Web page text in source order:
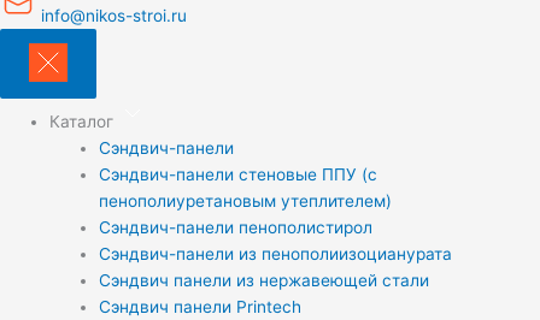
info@nikos-stroi.ru
Каталог
Сэндвич-панели
Сэндвич-панели стеновые ППУ (с
пенополиуретановым утеплителем)
Сэндвич-панели пенополистирол
Сэндвич-панели из пенополиизоцианурата
Сэндвич панели из нержавеющей стали
Сэндвич панели Printech